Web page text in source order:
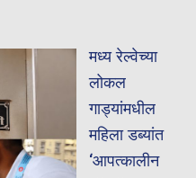
मध्य रेल्वेच्या
लोकल
गाड्यांमधील
महिला डब्यांत
‘आपत्कालीन